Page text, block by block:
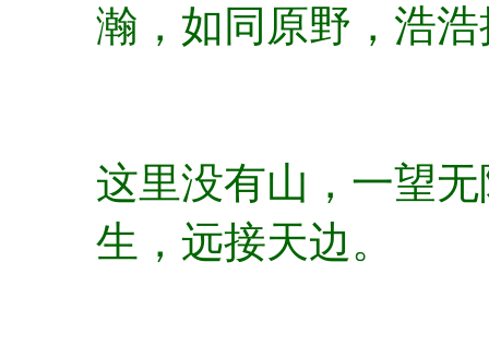
瀚，如同原野，浩
这里没有山，一望
生，远接天边。